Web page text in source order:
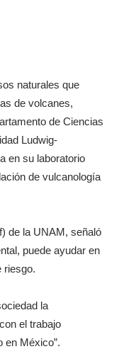
naturales que
de volcanes,
de Ciencias
Ludwig-
en su laboratorio
de vulcanología
de la UNAM, señaló
puede ayudar en
riesgo.
la
el trabajo
en México”.